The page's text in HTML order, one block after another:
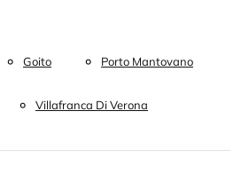
Goito Porto Mantovano
Villafranca Di Verona